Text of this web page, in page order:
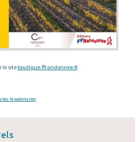
le siteboutique.ffrandonnee.fr
le webmaster